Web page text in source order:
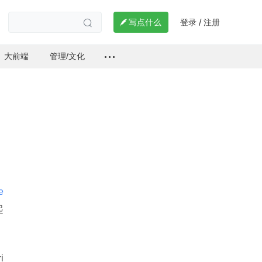
  写点什么 登录 / 注册
大前端 管理/文化